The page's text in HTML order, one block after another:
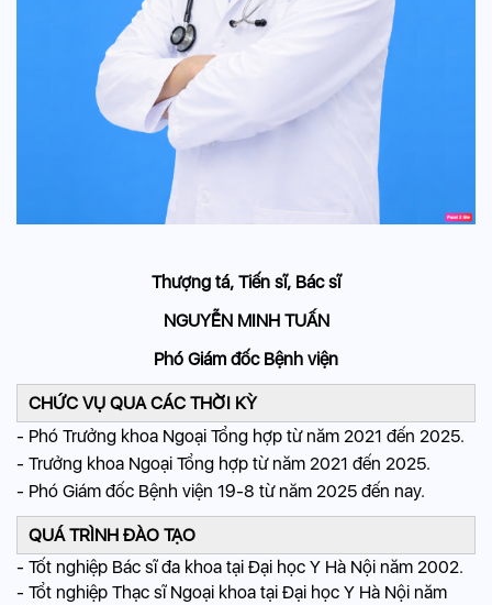
Thượng tá, Tiến sĩ, Bác sĩ
NGUYỄN MINH TUẤN
Phó Giám đốc Bệnh viện
CHỨC VỤ QUA CÁC THỜI KỲ
- Phó Trưởng khoa Ngoại Tổng hợp từ năm 2021 đến 2025.
- Trưởng khoa Ngoại Tổng hợp từ năm 2021 đến 2025.
- Phó Giám đốc Bệnh viện 19-8 từ năm 2025 đến nay.
QUÁ TRÌNH ĐÀO TẠO
- Tốt nghiệp Bác sĩ đa khoa tại Đại học Y Hà Nội năm 2002.
- Tổt nghiệp Thạc sĩ Ngoại khoa tại Đại học Y Hà Nội năm